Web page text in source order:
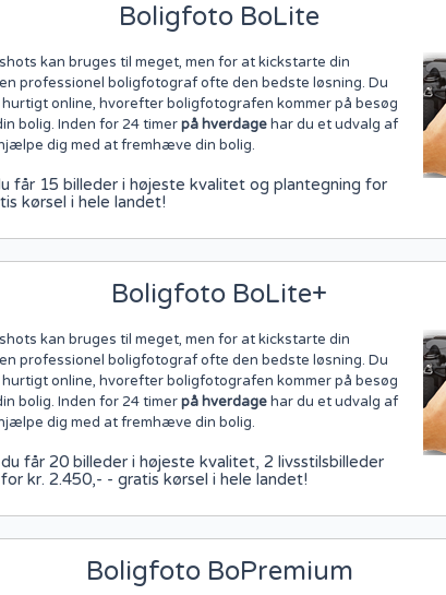
Boligfoto BoLite
kan bruges til meget, men for at kickstarte din
professionel boligfotograf ofte den bedste løsning. Du
online, hvorefter boligfotografen kommer på besøg
bolig. Inden for 24 timerpå hverdage har du et udvalg af
dig med at fremhæve din bolig.
får 15 billeder i højeste kvalitet og plantegning for
kørsel i hele landet!
Boligfoto BoLite+
kan bruges til meget, men for at kickstarte din
professionel boligfotograf ofte den bedste løsning. Du
online, hvorefter boligfotografen kommer på besøg
bolig. Inden for 24 timerpå hverdage har du et udvalg af
dig med at fremhæve din bolig.
får 20 billeder i højeste kvalitet, 2 livsstilsbilleder
kr. 2.450,- - gratis kørsel i hele landet!
Boligfoto BoPremium